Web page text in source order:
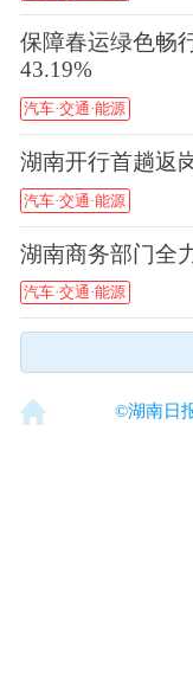
保障春运绿色畅
43.19%
汽车·交通·能源
湖南开行首趟返
汽车·交通·能源
湖南商务部门全
汽车·交通·能源
©湖南日